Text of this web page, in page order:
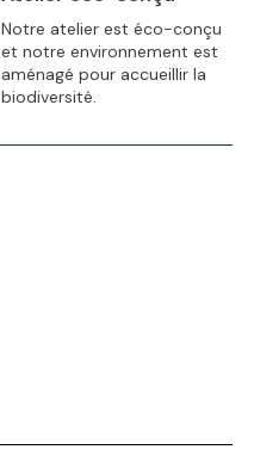
Notre atelier est éco-conçu
et notre environnement est
aménagé pour accueillir la
biodiversité.